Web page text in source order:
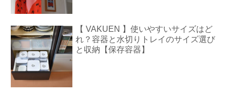
【 VAKUEN 】使いやすいサイズはど
れ？容器と水切りトレイのサイズ選び
と収納【保存容器】